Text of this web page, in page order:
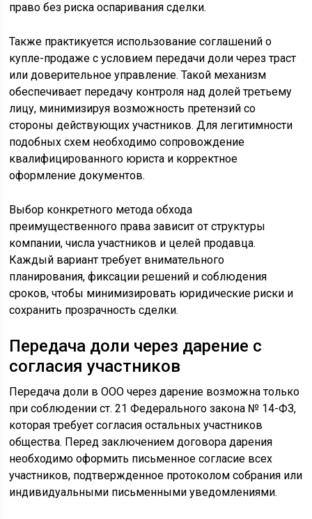
право без риска оспаривания сделки.
Также практикуется использование соглашений о
купле-продаже с условием передачи доли через траст
или доверительное управление. Такой механизм
обеспечивает передачу контроля над долей третьему
лицу, минимизируя возможность претензий со
стороны действующих участников. Для легитимности
подобных схем необходимо сопровождение
квалифицированного юриста и корректное
оформление документов.
Выбор конкретного метода обхода
преимущественного права зависит от структуры
компании, числа участников и целей продавца.
Каждый вариант требует внимательного
планирования, фиксации решений и соблюдения
сроков, чтобы минимизировать юридические риски и
сохранить прозрачность сделки.
Передача доли через дарение с
согласия участников
Передача доли в ООО через дарение возможна только
при соблюдении ст. 21 Федерального закона № 14-ФЗ,
которая требует согласия остальных участников
общества. Перед заключением договора дарения
необходимо оформить письменное согласие всех
участников, подтвержденное протоколом собрания или
индивидуальными письменными уведомлениями.